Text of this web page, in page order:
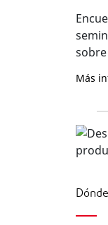
sobre
Más